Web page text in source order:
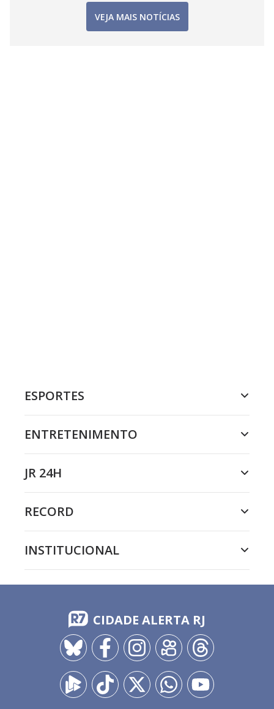
VEJA MAIS NOTÍCIAS
ESPORTES
ENTRETENIMENTO
JR 24H
RECORD
INSTITUCIONAL
CIDADE ALERTA RJ